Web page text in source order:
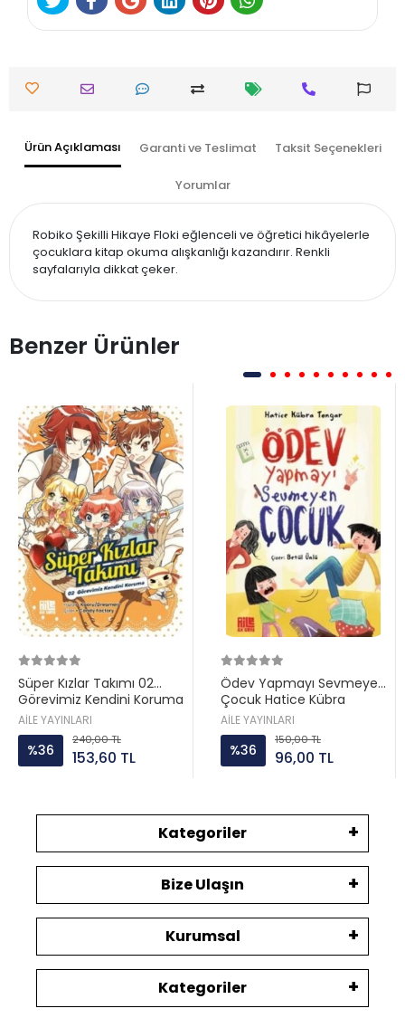
Ürün Açıklaması Garanti ve Teslimat Taksit Seçenekleri
Yorumlar
Robiko Şekilli Hikaye Floki eğlenceli ve öğretici hikâyelerle
çocuklara kitap okuma alışkanlığı kazandırır. Renkli
sayfalarıyla dikkat çeker.
Benzer Ürünler
Süper Kızlar Takımı 02
Görevimiz Kendini Koruma
Aile ayın
AİLE YAYINLARI
%36
240,00 TL
153,60 TL
Ödev Yapmayı Sevmeyen
Çocuk Hatice Kübra
Tongar Aile yayın
AİLE YAYINLARI
%36
150,00 TL
96,00 TL
Kategoriler
Bize Ulaşın
Kurumsal
Kategoriler